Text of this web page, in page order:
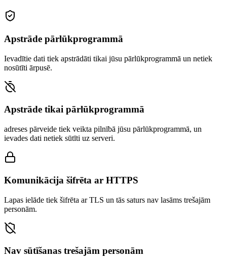
Apstrāde pārlūkprogrammā
Ievadītie dati tiek apstrādāti tikai jūsu pārlūkprogrammā un netiek
nosūtīti ārpusē.
Apstrāde tikai pārlūkprogrammā
adreses pārveide tiek veikta pilnībā jūsu pārlūkprogrammā, un
ievades dati netiek sūtīti uz serveri.
Komunikācija šifrēta ar HTTPS
Lapas ielāde tiek šifrēta ar TLS un tās saturs nav lasāms trešajām
personām.
Nav sūtīšanas trešajām personām